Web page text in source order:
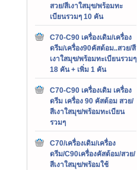
สวย/สีเงาใสมุข/พร้อมทะ
เบียนรวมๆ 10 คัน
C70-C90 เครื่องเดิม/เครื่อง
ดรีม/เครื่อง90คัสต้อม..สวย/สี
เงาใสมุข/พร้อมทะเบียนรวมๆ
18 คัน + เพิ่ม 1 คัน
C70-C90 เครื่องเดิม เครื่อง
ดรีม เครื่อง 90 คัสต้อม สวย/
สีเงาใสมุข/พร้อมทะเบียน
รวมๆ
C70/เครื่องเดิม/เครื่อง
ดรีม/C90เครื่องคัสต้อม/สวย/
สีเงาใสมุข/พร้อมใช้